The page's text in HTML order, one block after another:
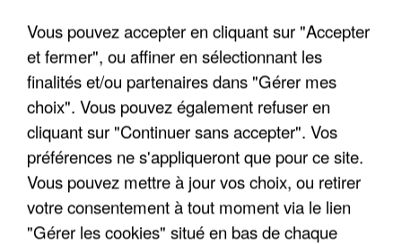
APRÈS TOUTES CES CANICULES, LES REFUGES
DE FAUNE SAUVAGE SONT...
Vous pouvez accepter en cliquant sur "Accepter
et fermer", ou affiner en sélectionnant les
finalités et/ou partenaires dans "Gérer mes
choix". Vous pouvez également refuser en
cliquant sur "Continuer sans accepter". Vos
préférences ne s'appliqueront que pour ce site.
Vous pouvez mettre à jour vos choix, ou retirer
votre consentement à tout moment via le lien
"Gérer les cookies" situé en bas de chaque